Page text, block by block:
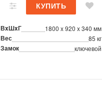
ВxШxГ 1800 x 920 x 340 мм
Вес 85 кг
Замок ключевой